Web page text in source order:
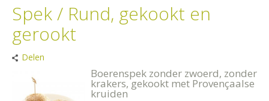
Spek / Rund, gekookt en
gerookt
Delen
Boerenspek zonder zwoerd, zonder
krakers, gekookt met Provençaalse
kruiden